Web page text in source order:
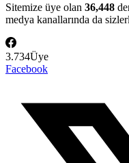
Sitemize üye olan 36,448
medya kanallarında da
3.734Üye
Facebook